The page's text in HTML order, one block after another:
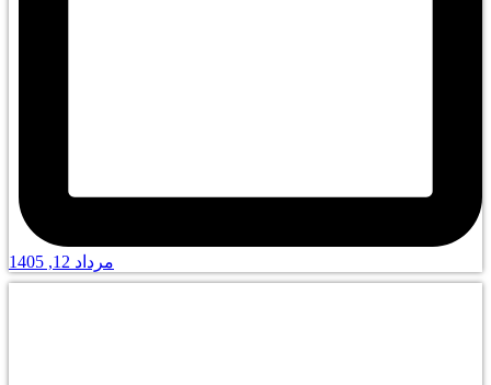
مرداد 12, 1405